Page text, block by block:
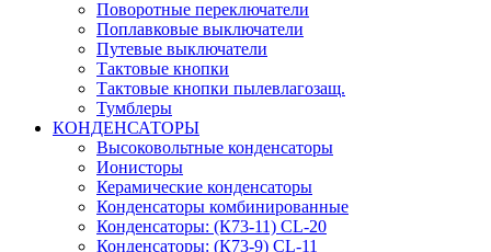
Поворотные переключатели
Поплавковые выключатели
Путевые выключатели
Тактовые кнопки
Тактовые кнопки пылевлагозащ.
Тумблеры
КОНДЕНСАТОРЫ
Высоковольтные конденсаторы
Ионисторы
Керамические конденсаторы
Конденсаторы комбинированные
Конденсаторы: (К73-11) CL-20
Конденсаторы: (К73-9) CL-11